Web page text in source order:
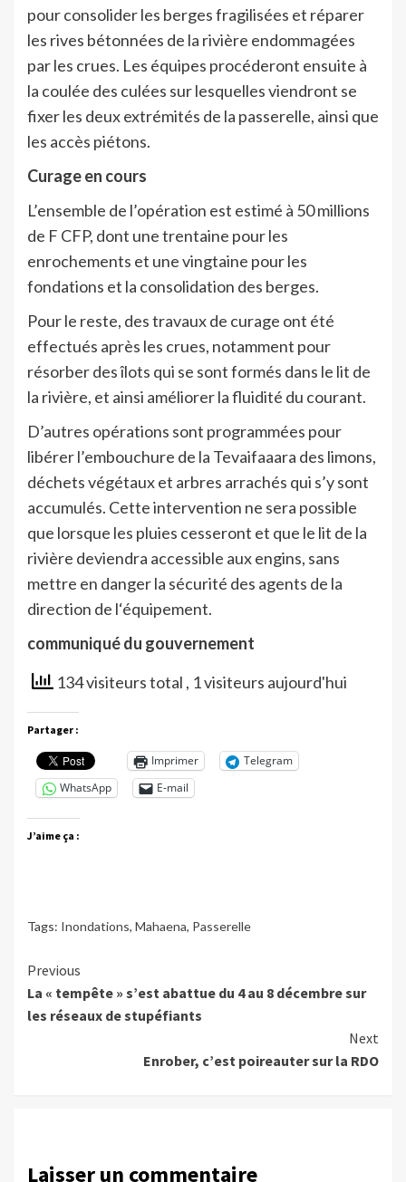
pour consolider les berges fragilisées et réparer
les rives bétonnées de la rivière endommagées
par les crues. Les équipes procéderont ensuite à
la coulée des culées sur lesquelles viendront se
fixer les deux extrémités de la passerelle, ainsi que
les accès piétons.
Curage en cours
L’ensemble de l’opération est estimé à 50 millions
de F CFP, dont une trentaine pour les
enrochements et une vingtaine pour les
fondations et la consolidation des berges.
Pour le reste, des travaux de curage ont été
effectués après les crues, notamment pour
résorber des îlots qui se sont formés dans le lit de
la rivière, et ainsi améliorer la fluidité du courant.
D’autres opérations sont programmées pour
libérer l’embouchure de la Tevaifaaara des limons,
déchets végétaux et arbres arrachés qui s’y sont
accumulés. Cette intervention ne sera possible
que lorsque les pluies cesseront et que le lit de la
rivière deviendra accessible aux engins, sans
mettre en danger la sécurité des agents de la
direction de l‘équipement.
communiqué du gouvernement
134 visiteurs total , 1 visiteurs aujourd'hui
Partager :
Imprimer
Telegram
WhatsApp
E-mail
J’aime ça :
Tags: Inondations, Mahaena, Passerelle
Continue
Reading
Previous
La « tempête » s’est abattue du 4 au 8 décembre sur
les réseaux de stupéfiants
Next
Enrober, c’est poireauter sur la RDO
Laisser un commentaire